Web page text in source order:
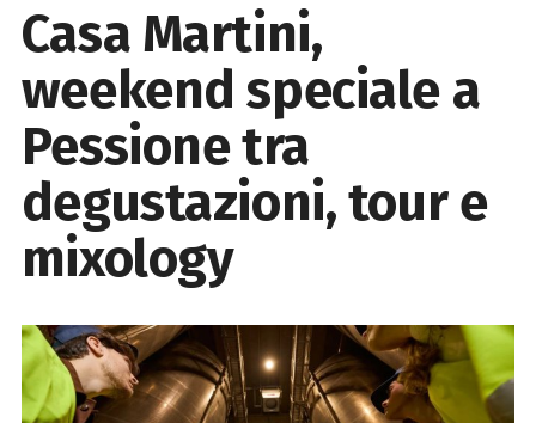
Casa Martini,
weekend speciale a
Pessione tra
degustazioni, tour e
mixology